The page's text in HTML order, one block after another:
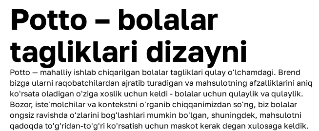
Potto – bolalar
tagliklari dizayni
Potto — mahalliy ishlab chiqarilgan bolalar tagliklari qulay o'lchamdagi. Brend
bizga ularni raqobatchilardan ajratib turadigan va mahsulotning afzalliklarini aniq
ko'rsata oladigan o'ziga xoslik uchun keldi - bolalar uchun qulaylik va qulaylik.
Bozor, iste'molchilar va kontekstni o'rganib chiqqanimizdan so'ng, biz bolalar
ongsiz ravishda o'zlarini bog'lashlari mumkin bo'lgan, shuningdek, mahsulotni
qadoqda to'g'ridan-to'g'ri ko'rsatish uchun maskot kerak degan xulosaga keldik.